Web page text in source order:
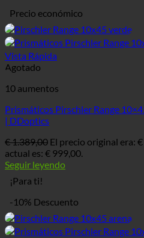
Precio económico
Vista Rápida
Agotado
10 aumentos
Prismáticos Pirschler Range
| DDoptics
€1.389,00 El precio original era:
actual es: € 999,00.
Seguir leyendo
¡Para ti!
-10% Descuento